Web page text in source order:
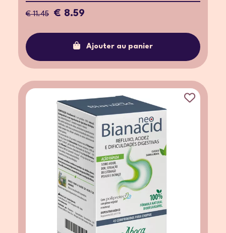
€ 11.45 € 8.59
Ajouter au panier